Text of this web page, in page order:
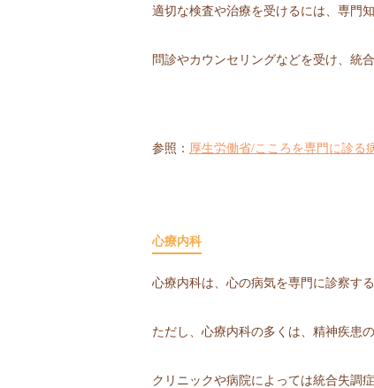
適切な検査や治療を受けるには、専門
問診やカウンセリングなどを受け、統
参照： 厚生労働省/こころを専門に診る
心療内科
心療内科は、心の病気を専門に診察す
ただし、心療内科の多くは、精神疾患
クリニックや病院によっては統合失調